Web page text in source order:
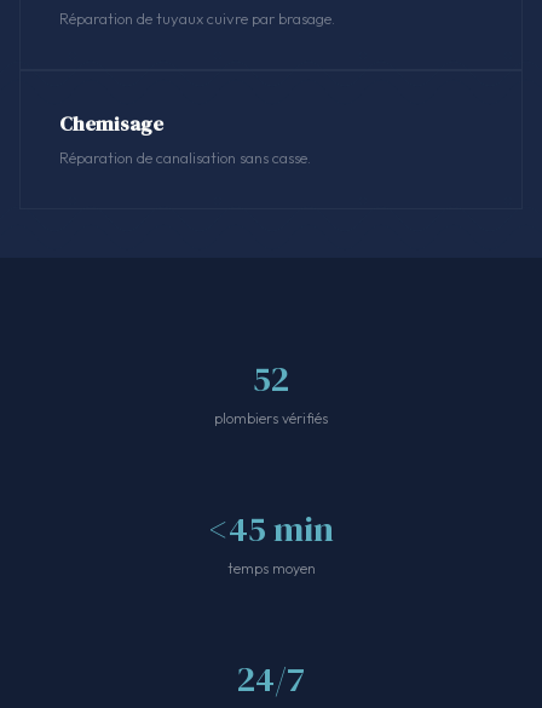
Réparation de tuyaux cuivre par brasage.
Chemisage
Réparation de canalisation sans casse.
52
plombiers vérifiés
<45 min
temps moyen
24/7